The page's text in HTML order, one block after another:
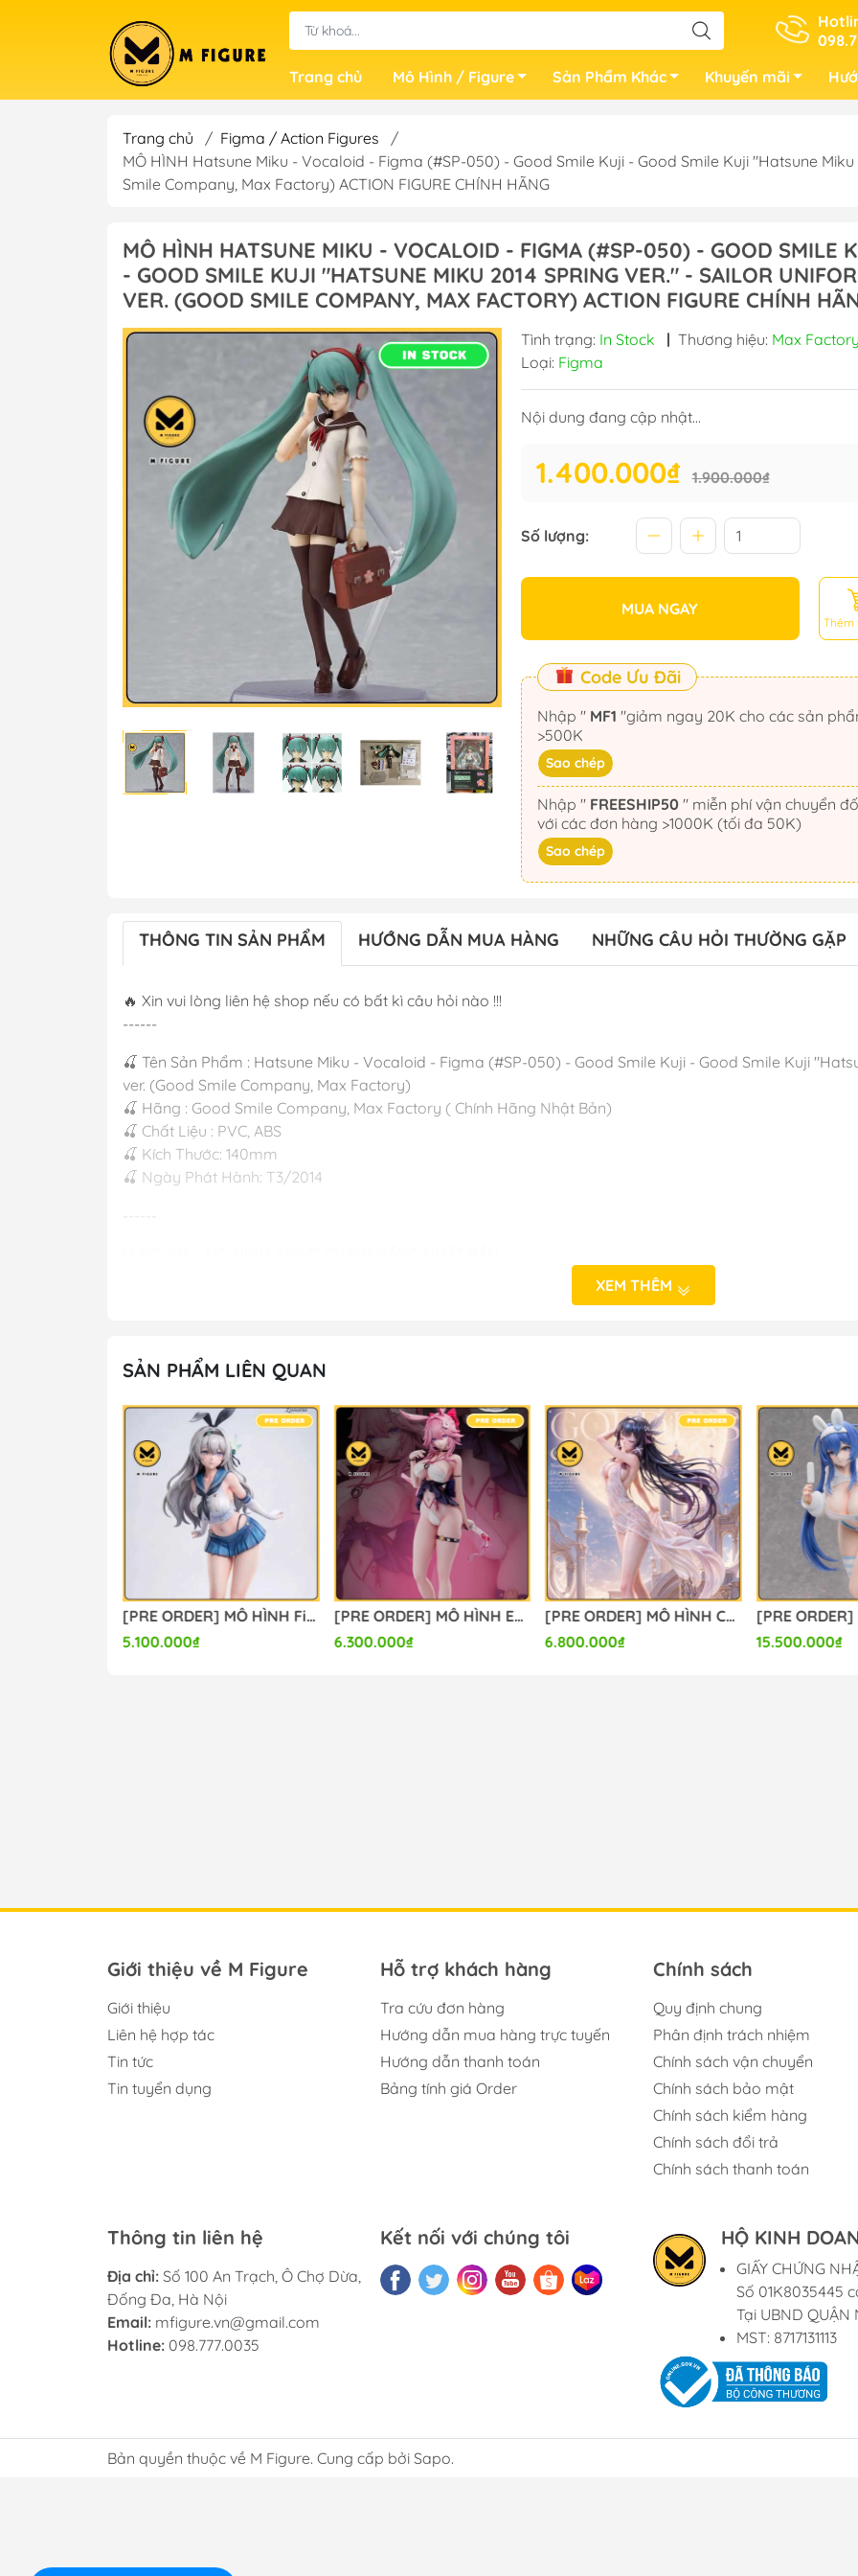
Trang chủ
Mô Hình / Figure Sản Phẩm Khác Khuyến mãi
Trang chủ / Figma / Action Figures
/
MÔ HÌNH Hatsune Miku - Vocaloid - Figma (#SP-050) - Good Smile Kuji - Good Smile Kuji "Hatsune
Smile Company, Max Factory) ACTION FIGURE CHÍNH HÃNG
MÔ HÌNH HATSUNE MIKU - VOCALOID - FIGMA (#SP-050) - GOOD SMILE
- GOOD SMILE KUJI "HATSUNE MIKU 2014 SPRING VER." - SAILOR
VER. (GOOD SMILE COMPANY, MAX FACTORY) ACTION FIGURE CHÍNH
Tình trạng: In Stock | Thương hiệu: Max Factory
Loại: Figma
Nội dung đang cập nhật...
1.400.000₫ 1.900.000₫
Số lượng:
MUA NGAY
Thêm
Code Ưu Đãi
Nhập " MF1
>500K
Sao chép
Nhập " FREESHIP50" miễn phí vận chuyển đối
với các đơn hàng >1000K (tối đa 50K)
Sao chép
THÔNG TIN SẢN PHẨM HƯỚNG DẪN MUA HÀNG NHỮNG CÂU HỎI THƯỜNG GẶP
🔥 Xin vui lòng liên hệ shop nếu có bất kì câu hỏi nào !!!
------
🍒 Tên Sản Phẩm : Hatsune Miku - Vocaloid - Figma (#SP-050) - Good Smile Kuji - Good Smile Kuji
ver. (Good Smile Company, Max Factory)
🍒 Hãng : Good Smile Company, Max Factory ( Chính Hãng Nhật Bản)
🍒 Chất Liệu : PVC, ABS
🍒 Kích Thước: 140mm
🍒 Ngày Phát Hành: T3/2014
#figure #mo_hinh #mo_hinh_nhan_vat #mo_hinh_anime #anime_figure #figure
XEM THÊM
SẢN PHẨM LIÊN QUAN
[PRE ORDER] MÔ HÌNH Firefly - Honkai Star Rail (Lunaria Studio) FIGURE CHÍNH HÃNG
5.100.000₫
[PRE ORDER] MÔ HÌNH Evanescia - Honkai Star Rail (Summer Studio) FIGURE CHÍNH HÃNG
6.300.000₫
[PRE ORDER] MÔ HÌNH Columbina - Genshin Impact (Hui Gu Niang Studio) FIGURE CHÍNH HÃNG
6.800.000₫
15.500.000₫
Giới thiệu về M Figure
Giới thiệu
Liên hệ hợp tác
Tin tức
Tin tuyển dụng
Hỗ trợ khách hàng
Tra cứu đơn hàng
Hướng dẫn mua hàng trực tuyến
Hướng dẫn thanh toán
Bảng tính giá Order
Chính sách
Quy định chung
Phân định trách nhiệm
Chính sách vận chuyển
Chính sách bảo mật
Chính sách kiểm hàng
Chính sách đổi trả
Chính sách thanh toán
Thông tin liên hệ
Địa chỉ: Số 100 An Trạch, Ô Chợ Dừa,
Đống Đa, Hà Nội
Email: mfigure.vn@gmail.com
Hotline: 098.777.0035
Kết nối với chúng tôi HỘ KINH
GIẤY CHỨNG
Số 01K8035445
Tại UBND QUẬN
MST: 8717131113
Bản quyền thuộc về M Figure. Cung cấp bởi Sapo.